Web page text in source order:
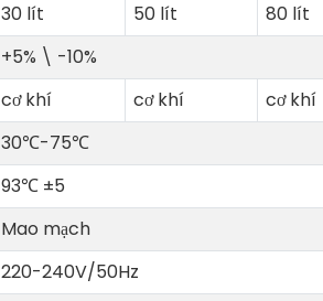
30 lít 50 lít 80 lít
+5% \ -10%
cơ khí cơ khí cơ khí
30℃-75℃
93℃ ±5
Mao mạch
220-240V/50Hz